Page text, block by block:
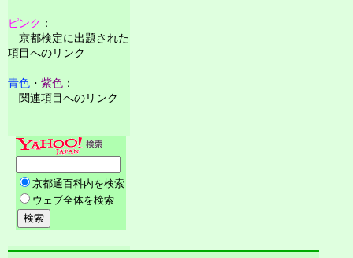
ピンク ：
京都検定に出題された
項目へのリンク
青色 ・ 紫色 ：
関連項目へのリンク